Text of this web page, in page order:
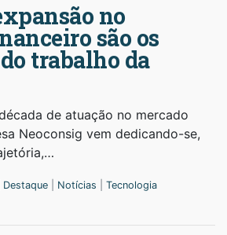
no
são os
trabalho da
de atuação no mercado
Neoconsig vem dedicando-se,
Destaque Notícias Tecnologia